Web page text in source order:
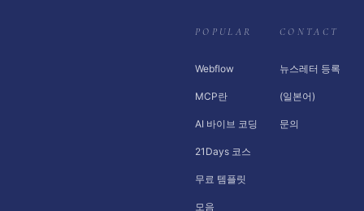
POPULAR
Webflow
MCP란
AI 바이브 코딩
21Days 코스
무료 템플릿
모음
CONTACT
뉴스레터 등록
(일본어)
문의